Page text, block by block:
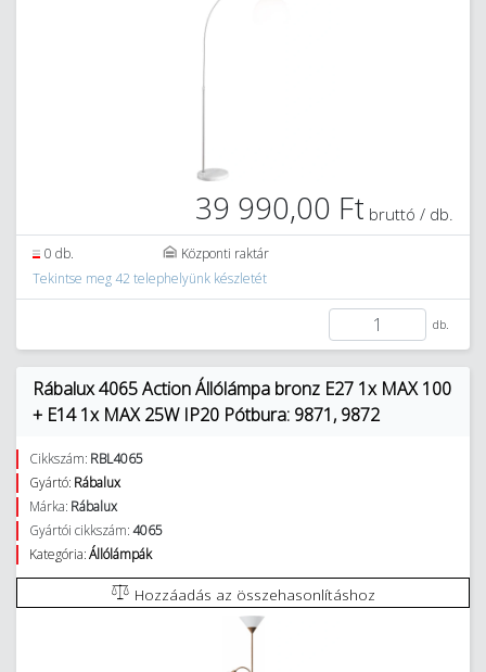
39 990,00 Ft bruttó / db.
0 db.
Központi raktár
Tekintse meg 42 telephelyünk készletét
db.
Rábalux 4065 Action Állólámpa bronz E27 1x MAX 100
+ E14 1x MAX 25W IP20 Pótbura: 9871, 9872
Cikkszám: RBL4065
Gyártó: Rábalux
Márka: Rábalux
Gyártói cikkszám:4065
Kategória:Állólámpák
Hozzáadás az összehasonlításhoz